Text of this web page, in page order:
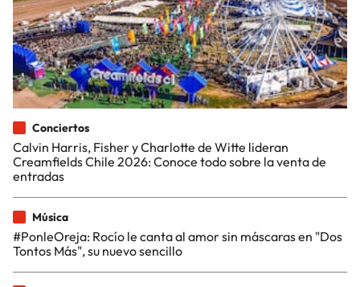
Conciertos
Calvin Harris, Fisher y Charlotte de Witte lideran
Creamfields Chile 2026: Conoce todo sobre la venta de
entradas
Música
#PonleOreja: Rocío le canta al amor sin máscaras en "Dos
Tontos Más", su nuevo sencillo